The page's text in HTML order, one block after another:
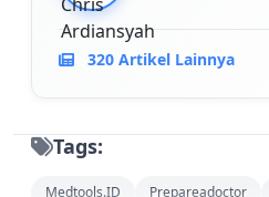
320 Artikel Lainnya
Tags:
Medtools.ID Prepareadoctor